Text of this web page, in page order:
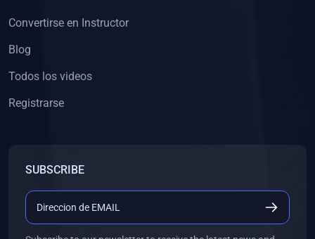
Convertirse en Instructor
Blog
Todos los videos
Registrarse
SUBSCRIBE